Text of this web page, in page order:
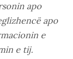
apo
apo
e
e tij.